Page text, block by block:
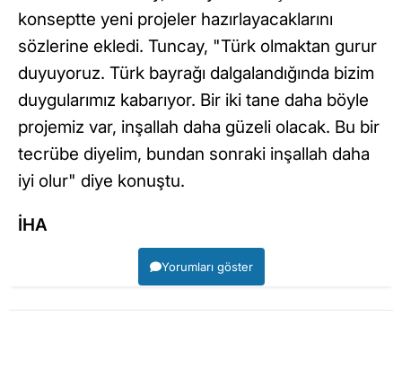
konseptte yeni projeler hazırlayacaklarını
sözlerine ekledi. Tuncay, "Türk olmaktan gurur
duyuyoruz. Türk bayrağı dalgalandığında bizim
duygularımız kabarıyor. Bir iki tane daha böyle
projemiz var, inşallah daha güzeli olacak. Bu bir
tecrübe diyelim, bundan sonraki inşallah daha
iyi olur" diye konuştu.
İHA
Yorumları göster